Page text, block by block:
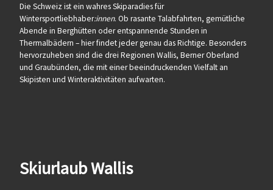
Die Schweiz ist ein wahres Skiparadies für
Wintersportliebhaber:innen. Ob rasante Talabfahrten, gemütliche
Abende in Berghütten oder entspannende Stunden in
Thermalbädern – hier findet jeder genau das Richtige. Besonders
hervorzuheben sind die drei Regionen Wallis, Berner Oberland
und Graubünden, die mit einer beeindruckenden Vielfalt an
Skipisten und Winteraktivitäten aufwarten.
Skiurlaub Wallis